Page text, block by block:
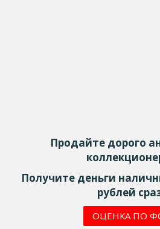
Продайте дорого
Получите деньги
рублей
ОЦЕНКА ПО